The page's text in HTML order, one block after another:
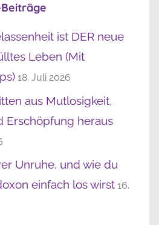
ist DER neue
Leben (Mit
18. Juli 2026
aus Mutlosigkeit,
Erschöpfung heraus
Unruhe, und wie du
einfach los wirst 16.